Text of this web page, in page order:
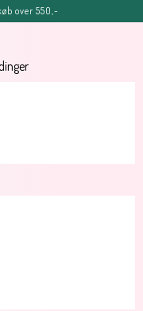
over 550,-